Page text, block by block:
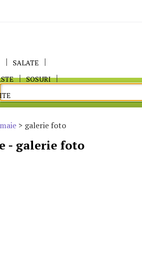
SALATE
SOSURI
> galerie foto
- galerie foto